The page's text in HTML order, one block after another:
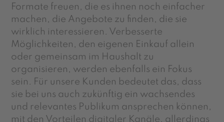
Formate freuen, die es ihnen noch einfacher
machen, die Angebote zu finden, die sie
wirklich interessieren. Verbesserte
Möglichkeiten, den eigenen Einkauf allein
oder gemeinsam im Haushalt zu
organisieren, werden ebenfalls ein Fokus
sein. Für unsere Kunden bedeutet das, dass
sie bei uns auch zukünftig ein wachsendes
und relevantes Publikum ansprechen können,
mit den Vorteilen digitaler Kanäle, allerdings